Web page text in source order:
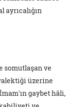
somutlaşan ve
üzerine
gaybet hâli,